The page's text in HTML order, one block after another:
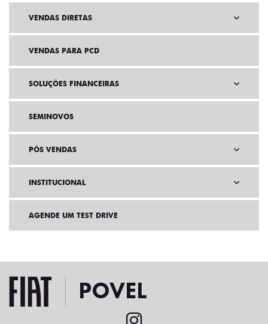
VENDAS DIRETAS
VENDAS PARA PCD
SOLUÇÕES FINANCEIRAS
SEMINOVOS
PÓS VENDAS
INSTITUCIONAL
AGENDE UM TEST DRIVE